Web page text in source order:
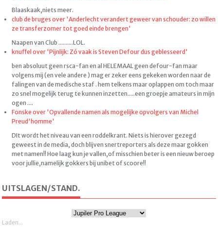
Blaaskaak,niets meer.
club de bruges over 'Anderlecht verandert geweer van schouder: zo willen
ze transferzomer tot goed einde brengen'
Naapen van Club ..........LOL.
knuffel over 'Pijnlijk: Zó vaak is Steven Defour dus geblesseerd'
ben absoluut geen rsca-fan en al HELEMAAL geen defour-fan maar
volgens mij (en vele andere ) mag er zeker eens gekeken worden naar de
falingen van de medische staf . hem telkens maar oplappen om toch maar
zo snel mogelijk terug te kunnen inzetten.....een groepje amateurs in mijn
ogen ....
Fonske over 'Opvallende namen als mogelijke opvolgers van Michel
Preud'homme'
DIt wordt het niveau van een roddelkrant. Niets is hierover gezegd
geweest in de media, doch blijven snertreporters als deze maar gokken
met namen!! Hoe laag kun je vallen,of misschien beter is een nieuw beroep
voor jullie,namelijk gokkers bij unibet of scoore!!
UITSLAGEN/STAND.
Laden...